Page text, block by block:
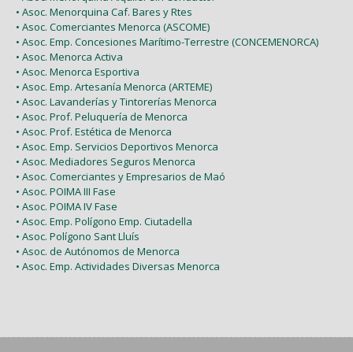
• Asoc. Menorquina Caf. Bares y Rtes
• Asoc. Comerciantes Menorca (ASCOME)
• Asoc. Emp. Concesiones Marítimo-Terrestre (CONCEMENORCA)
• Asoc. Menorca Activa
• Asoc. Menorca Esportiva
• Asoc. Emp. Artesanía Menorca (ARTEME)
• Asoc. Lavanderías y Tintorerías Menorca
• Asoc. Prof. Peluquería de Menorca
• Asoc. Prof. Estética de Menorca
• Asoc. Emp. Servicios Deportivos Menorca
• Asoc. Mediadores Seguros Menorca
• Asoc. Comerciantes y Empresarios de Maó
• Asoc. POIMA III Fase
• Asoc. POIMA IV Fase
• Asoc. Emp. Polígono Emp. Ciutadella
• Asoc. Polígono Sant Lluís
• Asoc. de Autónomos de Menorca
• Asoc. Emp. Actividades Diversas Menorca